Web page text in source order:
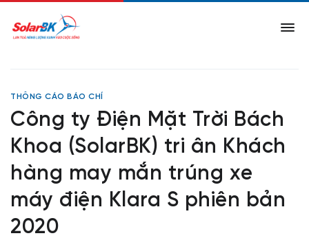
THÔNG CÁO BÁO CHÍ
Công ty Điện Mặt Trời Bách
Khoa (SolarBK) tri ân Khách
hàng may mắn trúng xe
máy điện Klara S phiên bản
2020